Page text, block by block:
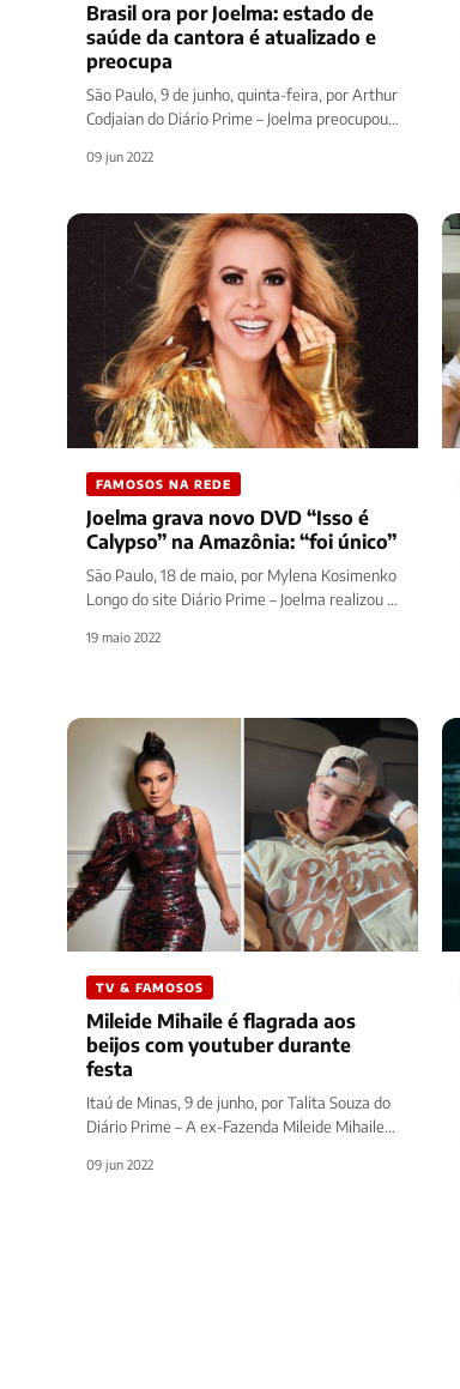
Brasil ora por Joelma: estado de
saúde da cantora é atualizado e
preocupa
São Paulo, 9 de junho, quinta-feira, por Arthur
Codjaian do Diário Prime – Joelma preocupou
09 jun 2022
FAMOSOS NA REDE
Joelma grava novo DVD “Isso é
Calypso” na Amazônia: “foi único”
São Paulo, 18 de maio, por Mylena Kosimenko
Longo do site Diário Prime – Joelma realizou a
19 maio 2022
TV & FAMOSOS
Mileide Mihaile é flagrada aos
beijos com youtuber durante
festa
Itaú de Minas, 9 de junho, por Talita Souza do
Diário Prime – A ex-Fazenda Mileide Mihaile
09 jun 2022